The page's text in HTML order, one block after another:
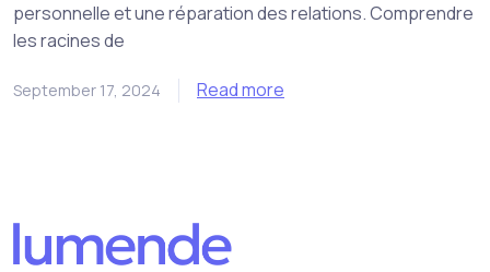
personnelle et une réparation des relations. Comprendre
les racines de
September 17, 2024 Read more